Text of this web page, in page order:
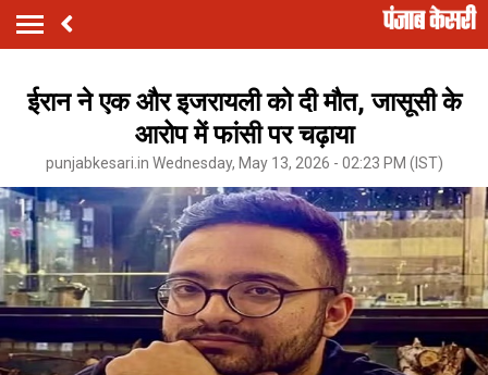
ईरान ने एक और इजरायली को दी मौत, जासूसी के
आरोप में फांसी पर चढ़ाया
punjabkesari.in Wednesday, May 13, 2026 - 02:23 PM (IST)